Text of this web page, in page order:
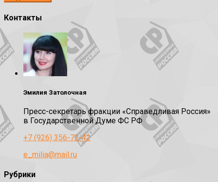
Контакты
Эмилия Затолочная
Пресс-секретарь фракции «Справедливая Россия»
в Государственной Думе ФС РФ
+7 (926) 356-72-42
e_milia@mail.ru
Рубрики